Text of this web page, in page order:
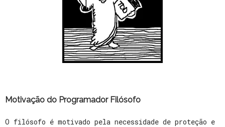
Motivação do Programador Filósofo
O filósofo é motivado pela necessidade de proteção e